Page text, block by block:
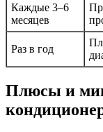
Каждые 3–6
месяцев
Раз в год
Плюсы и